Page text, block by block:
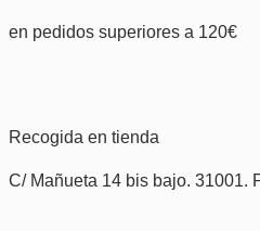
en pedidos superiores a 120€
Recogida en tienda
C/ Mañueta 14 bis bajo. 31001.